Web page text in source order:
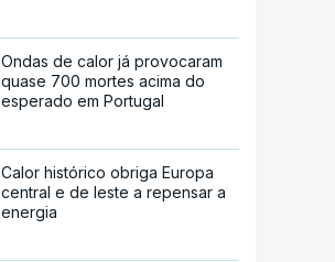
Ondas de calor já provocaram
quase 700 mortes acima do
esperado em Portugal
Calor histórico obriga Europa
central e de leste a repensar a
energia